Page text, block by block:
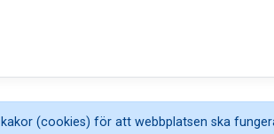
kakor (cookies) för att webbplatsen ska